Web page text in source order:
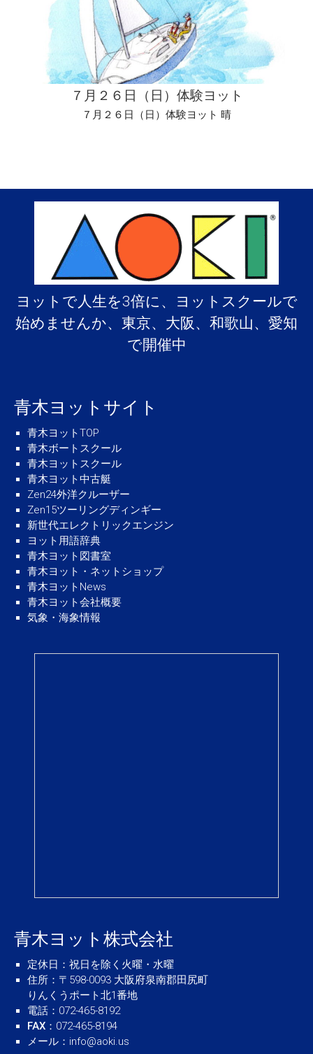
７月２６日（日）体験ヨット
７月２６日（日）体験ヨット 晴
ヨットで人生を3倍に、ヨットスクールで
始めませんか、東京、大阪、和歌山、愛知
で開催中
青木ヨットサイト
青木ヨットTOP
青木ボートスクール
青木ヨットスクール
青木ヨット中古艇
Zen24外洋クルーザー
Zen15ツーリングディンギー
新世代エレクトリックエンジン
ヨット用語辞典
青木ヨット図書室
青木ヨット・ネットショップ
青木ヨットNews
青木ヨット会社概要
気象・海象情報
青木ヨット株式会社
定休日 ：祝日を除く火曜・水曜
住所 ：〒598-0093 大阪府泉南郡田尻町
りんくうポート北1番地
電話 ：072-465-8192
FAX ：072-465-8194
メール ： info@aoki.us